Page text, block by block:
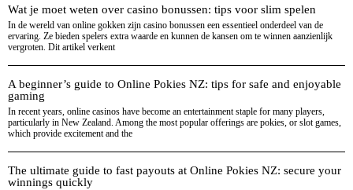
Wat je moet weten over casino bonussen: tips voor slim spelen
In de wereld van online gokken zijn casino bonussen een essentieel onderdeel van de
ervaring. Ze bieden spelers extra waarde en kunnen de kansen om te winnen aanzienlijk
vergroten. Dit artikel verkent
A beginner’s guide to Online Pokies NZ: tips for safe and enjoyable
gaming
In recent years, online casinos have become an entertainment staple for many players,
particularly in New Zealand. Among the most popular offerings are pokies, or slot games,
which provide excitement and the
The ultimate guide to fast payouts at Online Pokies NZ: secure your
winnings quickly